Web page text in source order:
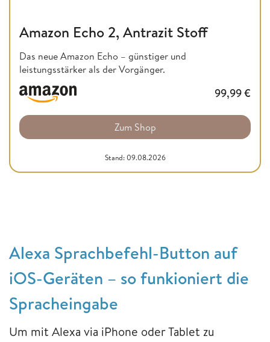
Amazon Echo 2, Antrazit Stoff
Das neue Amazon Echo – günstiger und
leistungsstärker als der Vorgänger.
99,99€
Zum Shop
Stand: 09.08.2026
Alexa Sprachbefehl-Button auf
iOS-Geräten – so funkioniert die
Spracheingabe
Um mit Alexa via iPhone oder Tablet zu